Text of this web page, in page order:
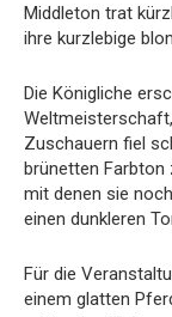
Middleton trat
ihre kurzlebige
Die Königliche
Zuschauern fiel
brünetten Farbton
mit denen sie
einen dunkleren
Für die
einem glatten